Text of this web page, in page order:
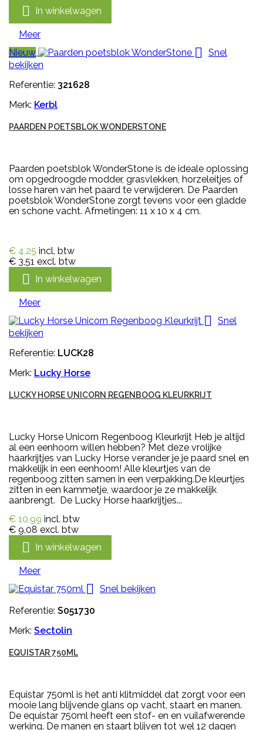
 In winkelwagen
Meer
Nieuw

Snel
bekijken
Referentie: 321628
Merk: Kerbl
PAARDEN POETSBLOK WONDERSTONE
Paarden poetsblok WonderStone is de ideale oplossing
om opgedroogde modder, grasvlekken, horzeleitjes of
losse haren van het paard te verwijderen. De Paarden
poetsblok WonderStone zorgt tevens voor een gladde
en schone vacht. Afmetingen: 11 x 10 x 4 cm.
€ 4,25 incl. btw
€ 3,51 excl. btw
 In winkelwagen
Meer

Snel
bekijken
Referentie: LUCK28
Merk: Lucky Horse
LUCKY HORSE UNICORN REGENBOOG KLEURKRIJT
Lucky Horse Unicorn Regenboog Kleurkrijt Heb je altijd
al een eenhoorn willen hebben? Met deze vrolijke
haarkrijtjes van Lucky Horse verander je je paard snel en
makkelijk in een eenhoorn! Alle kleurtjes van de
regenboog zitten samen in een verpakking.De kleurtjes
zitten in een kammetje, waardoor je ze makkelijk
aanbrengt. De Lucky Horse haarkrijtjes...
€ 10,99 incl. btw
€ 9,08 excl. btw
 In winkelwagen
Meer

Snel bekijken
Referentie: S051730
Merk: Sectolin
EQUISTAR 750ML
Equistar 750ml is het anti klitmiddel dat zorgt voor een
mooie lang blijvende glans op vacht, staart en manen.
De equistar 750ml heeft een stof- en en vuilafwerende
werking. De manen en staart blijven tot wel 12 dagen